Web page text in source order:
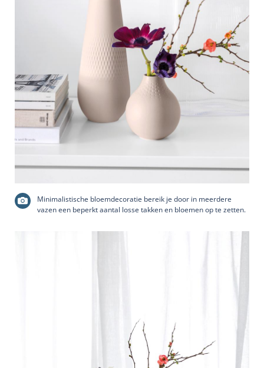
Minimalistische bloemdecoratie bereik je door in meerdere
vazen een beperkt aantal losse takken en bloemen op te zetten.